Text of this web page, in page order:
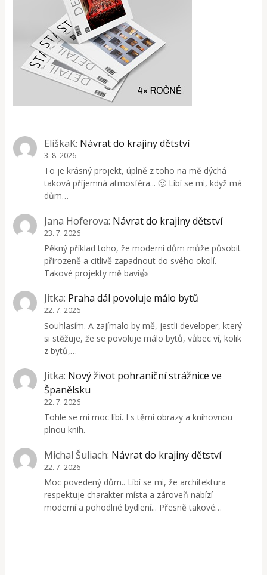
EliškaK: Návrat do krajiny dětství
3. 8. 2026
To je krásný projekt, úplně z toho na mě dýchá
taková příjemná atmosféra... 🙂 Líbí se mi, když má
dům…
Jana Hoferova: Návrat do krajiny dětství
23. 7. 2026
Pěkný příklad toho, že moderní dům může působit
přirozeně a citlivě zapadnout do svého okolí.
Takové projekty mě baví👍
Jitka: Praha dál povoluje málo bytů
22. 7. 2026
Souhlasím. A zajímalo by mě, jestli developer, který
si stěžuje, že se povoluje málo bytů, vůbec ví, kolik
z bytů,…
Jitka: Nový život pohraniční strážnice ve
Španělsku
22. 7. 2026
Tohle se mi moc líbí. I s těmi obrazy a knihovnou
plnou knih.
Michal Šuliach: Návrat do krajiny dětství
22. 7. 2026
Moc povedený dům.. Líbí se mi, že architektura
respektuje charakter místa a zároveň nabízí
moderní a pohodlné bydlení... Přesně takové…